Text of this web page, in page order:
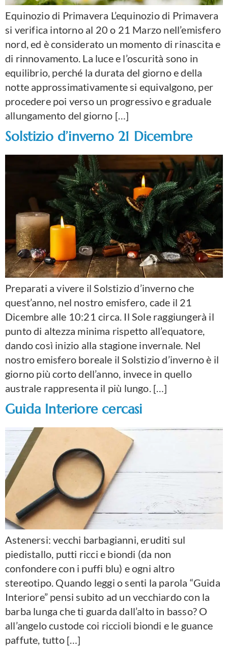
Equinozio di Primavera L’equinozio di Primavera
si verifica intorno al 20 o 21 Marzo nell’emisfero
nord, ed è considerato un momento di rinascita e
di rinnovamento. La luce e l’oscurità sono in
equilibrio, perché la durata del giorno e della
notte approssimativamente si equivalgono, per
procedere poi verso un progressivo e graduale
allungamento del giorno […]
Solstizio d’inverno 21 Dicembre
Preparati a vivere il Solstizio d’inverno che
quest’anno, nel nostro emisfero, cade il 21
Dicembre alle 10:21 circa. Il Sole raggiungerà il
punto di altezza minima rispetto all’equatore,
dando così inizio alla stagione invernale. Nel
nostro emisfero boreale il Solstizio d’inverno è il
giorno più corto dell’anno, invece in quello
australe rappresenta il più lungo. […]
Guida Interiore cercasi
Astenersi: vecchi barbagianni, eruditi sul
piedistallo, putti ricci e biondi (da non
confondere con i puffi blu) e ogni altro
stereotipo. Quando leggi o senti la parola “Guida
Interiore” pensi subito ad un vecchiardo con la
barba lunga che ti guarda dall’alto in basso? O
all’angelo custode coi riccioli biondi e le guance
paffute, tutto […]